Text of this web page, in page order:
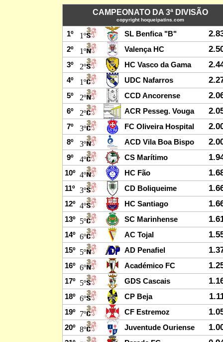
CAMPEONATO DA 3ª DIVISÃO
copyright hoqueipatins.com
1º 1º SL Benfica "B"
2º 1º Valença HC
3º 2º HC Vasco da Gama
4º 1º UDC Nafarros
5º 2º CCD Ancorense
6º 2º ACR Pesseg. Vouga
7º 3º FC Oliveira Hospital
8º 3º ACD Vila Boa Bispo
9º 4º CS Marítimo
10º 4º HC Fão
11º 3º CD Boliqueime
12º 4º HC Santiago
13º 5º SC Marinhense
14º 6º AC Tojal
15º 5º AD Penafiel
16º 6º Académico FC
17º 5º GDS Cascais
18º 6º CP Beja
19º 7º CF Estremoz
20º 8º Juventude Ouriense